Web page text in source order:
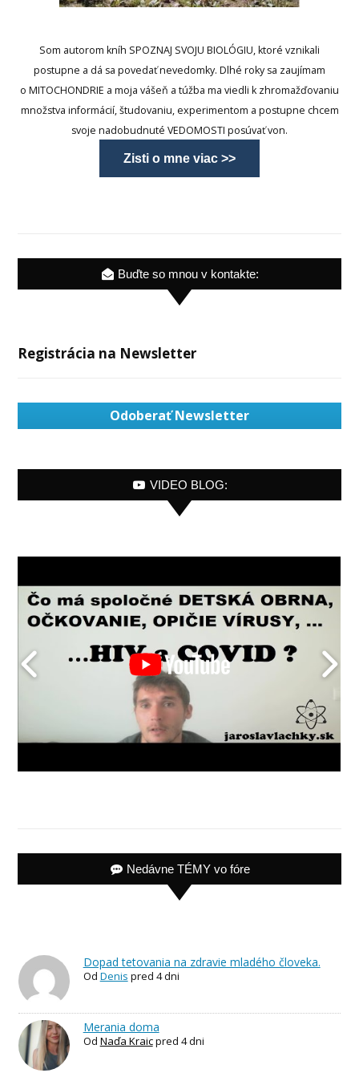
Som autorom kníh SPOZNAJ SVOJU BIOLÓGIU, ktoré vznikali
postupne a dá sa povedať nevedomky. Dlhé roky sa zaujímam
o MITOCHONDRIE a moja vášeň a túžba ma viedli k zhromažďovaniu
množstva informácií, študovaniu, experimentom a postupne chcem
svoje nadobudnuté VEDOMOSTI posúvať von.
Zisti o mne viac >>
Buďte so mnou v kontakte:
Registrácia na Newsletter
Odoberať Newsletter
VIDEO BLOG:
Nedávne TÉMY vo fóre
Dopad tetovania na zdravie mladého človeka.
Od Denis pred 4 dni
Merania doma
Od Naďa Kraicpred 4 dni